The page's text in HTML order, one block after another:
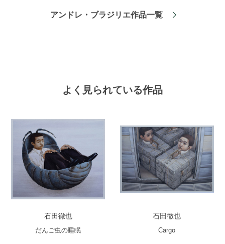
アンドレ・ブラジリエ作品一覧
よく見られている作品
石田徹也
だんご虫の睡眠
石田徹也
Cargo